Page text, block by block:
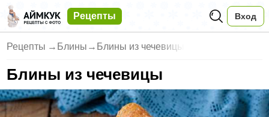
Рецепты Вход
Рецепты → Блины → Блины из чечевицы
Блины из чечевицы